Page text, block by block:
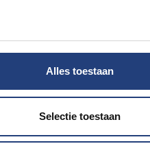
Alles toestaan
Selectie toestaan
in Etterbeek
in Jette